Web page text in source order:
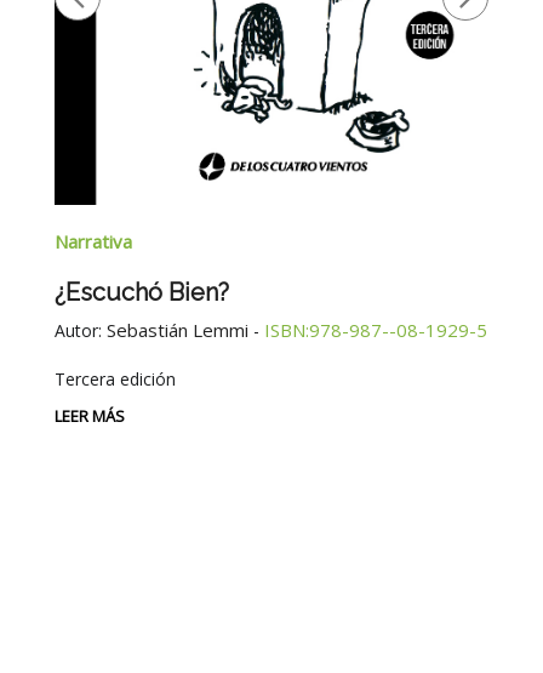
Narrativa
¿Escuchó Bien?
Autor: Sebastián Lemmi - ISBN:978-987--08-1929-5
Tercera edición
LEER MÁS